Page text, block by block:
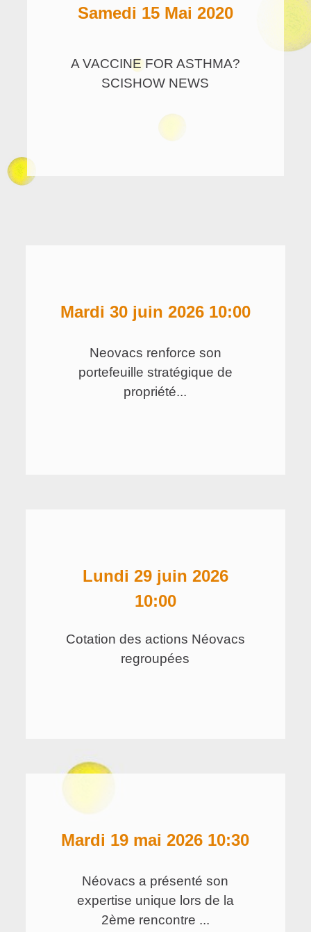
Samedi 15 Mai 2020
A VACCINE FOR ASTHMA?
SCISHOW NEWS
mardi 30 juin 2026 10:00
Neovacs renforce son
portefeuille stratégique de
propriété...
lundi 29 juin 2026
10:00
Cotation des actions Néovacs
regroupées
mardi 19 mai 2026 10:30
Néovacs a présenté son
expertise unique lors de la
2ème rencontre ...